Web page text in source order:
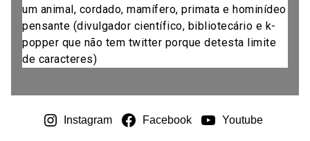
um animal, cordado, mamífero, primata e hominídeo
pensante (divulgador científico, bibliotecário e k-
popper que não tem twitter porque detesta limite
de caracteres)
Instagram Facebook Youtube